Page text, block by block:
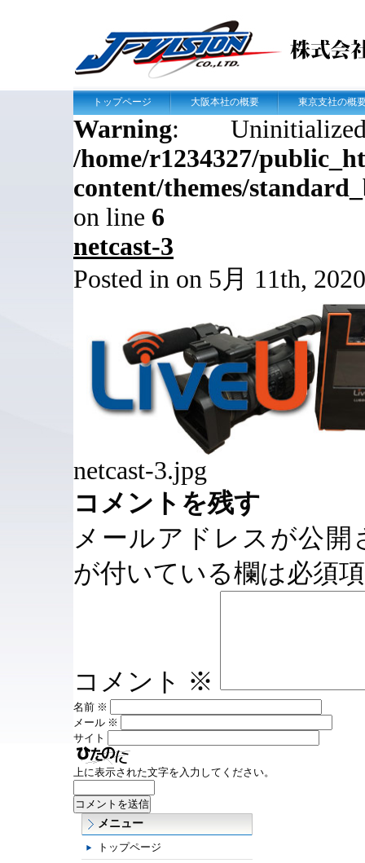
トップページ 大阪本社の概要 東京支社の概
Warning:
/home/r1234327/
content/themes/
on line 6
netcast-3
Posted in on 5月 11th,
netcast-3.jpg
コメントを残す
メールアドレスが公
が付いている欄は必須
コメント ※
名前 ※
メール ※
サイト
上に表示された文字を入力してください。
メニュー
トップページ